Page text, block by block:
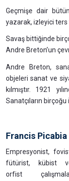
Geçmişe dair
yazarak, izleyici
Savaş bittiğinde
Andre Breton’un
Andre Breton,
objeleri sanat ve
kılmıştır. 1921
Sanatçıların
Francis
Empresyonist,
fütürist, kübist
orfist